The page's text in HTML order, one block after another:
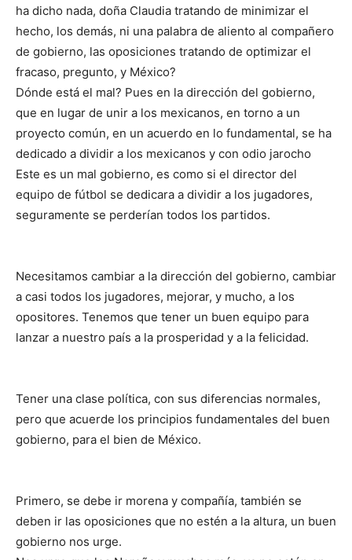
ha dicho nada, doña Claudia tratando de minimizar el
hecho, los demás, ni una palabra de aliento al compañero
de gobierno, las oposiciones tratando de optimizar el
fracaso, pregunto, y México?
Dónde está el mal? Pues en la dirección del gobierno,
que en lugar de unir a los mexicanos, en torno a un
proyecto común, en un acuerdo en lo fundamental, se ha
dedicado a dividir a los mexicanos y con odio jarocho
Este es un mal gobierno, es como si el director del
equipo de fútbol se dedicara a dividir a los jugadores,
seguramente se perderían todos los partidos.
Necesitamos cambiar a la dirección del gobierno, cambiar
a casi todos los jugadores, mejorar, y mucho, a los
opositores. Tenemos que tener un buen equipo para
lanzar a nuestro país a la prosperidad y a la felicidad.
Tener una clase política, con sus diferencias normales,
pero que acuerde los principios fundamentales del buen
gobierno, para el bien de México.
Primero, se debe ir morena y compañía, también se
deben ir las oposiciones que no estén a la altura, un buen
gobierno nos urge.